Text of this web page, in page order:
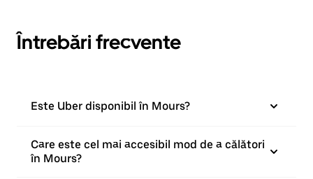
Întrebări frecvente
Este Uber disponibil în Mours?
Care este cel mai accesibil mod de a călători
în Mours?